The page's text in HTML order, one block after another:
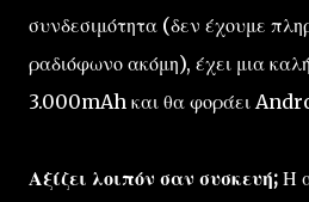
συνδεσιμότητα (δεν έχουμε
ραδιόφωνο ακόμη), έχει μια
3.000mAh και θα φοράει
Αξίζει λοιπόν σαν συσκευή; Η